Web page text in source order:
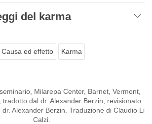
del karma
Causa ed effetto Karma
Milarepa Center, Barnet, Vermont,
tradotto dal dr. Alexander Berzin, revisionato
Alexander Berzin. Traduzione di Claudio Li
Calzi.